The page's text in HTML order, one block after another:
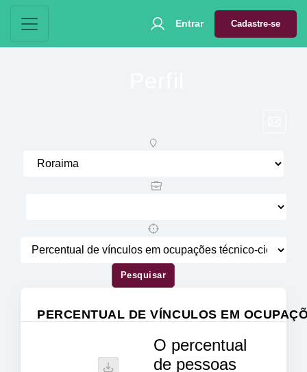
Entrar Cadastre-se
Pesquisar
PERCENTUAL DE VÍNCULOS EM
O percentual
de pessoas